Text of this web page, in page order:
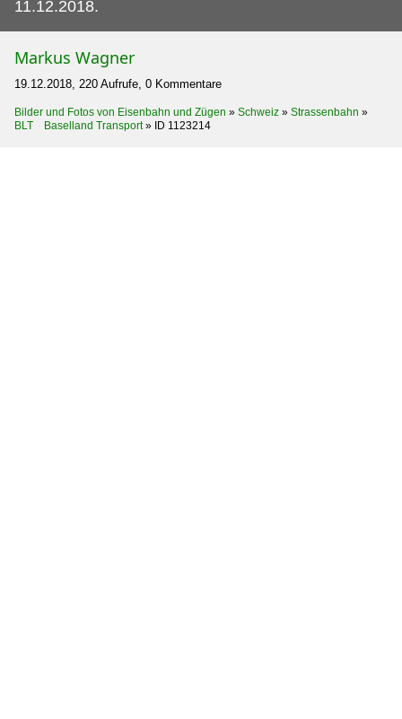
11.12.2018.
Markus Wagner
19.12.2018, 220 Aufrufe, 0 Kommentare
Bilder und Fotos von Eisenbahn und Zügen » Schweiz » Strassenbahn »
BLT Baselland Transport» ID 1123214